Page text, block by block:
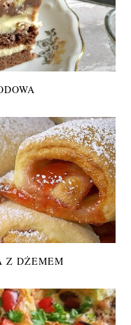
Z DŻEMEM